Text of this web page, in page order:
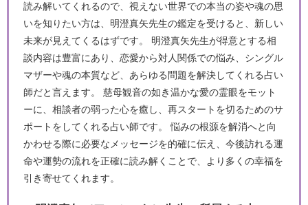
読み解いてくれるので、視えない世界での本当の姿や魂の思
いを知りたい方は、明澄真矢先生の鑑定を受けると、新しい
未来が見えてくるはずです。 明澄真矢先生が得意とする相
談内容は豊富にあり、恋愛から対人関係での悩み、シングル
マザーや魂の本質など、あらゆる問題を解決してくれる占い
師だと言えます。 慈母観音の如き温かな愛の霊眼をモット
ーに、相談者の弱った心を癒し、再スタートを切るためのサ
ポートをしてくれる占い師です。 悩みの根源を解消へと向
かわせる際に必要なメッセージを的確に伝え、今後訪れる運
命や運勢の流れを正確に読み解くことで、より多くの幸福を
引き寄せてくれます。